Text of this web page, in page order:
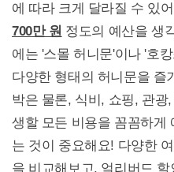
에 따라 크게 달라질 수 있
700만 원 정도의 예산을 생
에는 '스몰 허니문'이나 '호
다양한 형태의 허니문을 즐
박은 물론, 식비, 쇼핑, 관
생할 모든 비용을 꼼꼼하게
는 것이 중요해요! 다양한
을 비교해보고, 얼리버드